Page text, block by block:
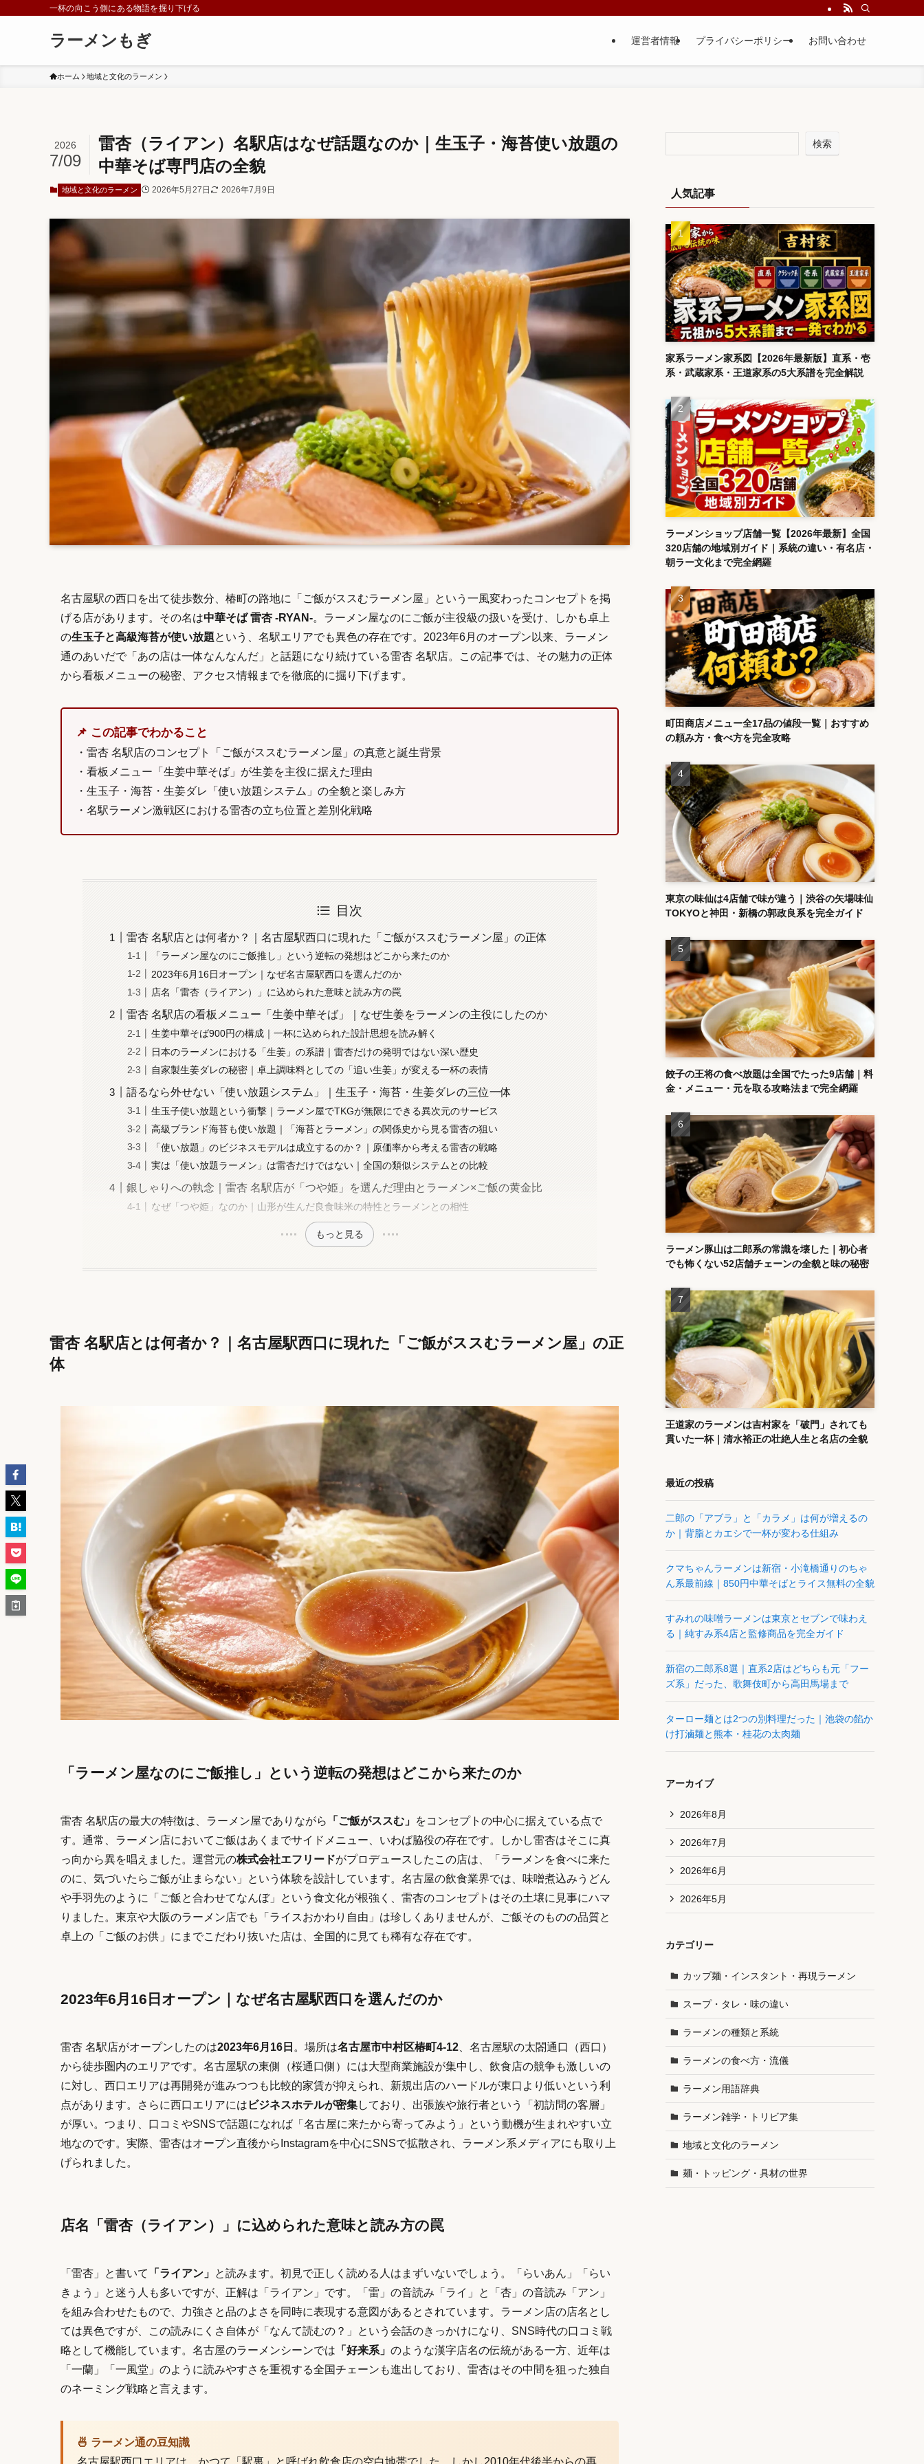
一杯の向こう側にある物語を掘り下げる
ラーメンもぎ 運営者情報 プライバシーポリシー お問い合わせ
ホーム 地域と文化のラーメン
雷杏（ライアン）名駅店はなぜ話題なのか｜生玉子・海苔使い放題の
中華そば専門店の全貌
2026
7/09
地域と文化のラーメン 2026年5月27日 2026年7月9日
名古屋駅の西口を出て徒歩数分、椿町の路地に「ご飯がススむラーメン屋」という一風変わったコンセプトを掲
げる店があります。その名は中華そば 雷杏 -RYAN-。ラーメン屋なのにご飯が主役級の扱いを受け、しかも卓上
の生玉子と高級海苔が使い放題という、名駅エリアでも異色の存在です。2023年6月のオープン以来、ラーメン
通のあいだで「あの店は一体なんなんだ」と話題になり続けている雷杏 名駅店。この記事では、その魅力の正体
から看板メニューの秘密、アクセス情報までを徹底的に掘り下げます。
📌 この記事でわかること
・雷杏 名駅店のコンセプト「ご飯がススむラーメン屋」の真意と誕生背景
・看板メニュー「生姜中華そば」が生姜を主役に据えた理由
・生玉子・海苔・生姜ダレ「使い放題システム」の全貌と楽しみ方
・名駅ラーメン激戦区における雷杏の立ち位置と差別化戦略
目次
雷杏 名駅店とは何者か？｜名古屋駅西口に現れた「ご飯がススむラーメン屋」の正体
「ラーメン屋なのにご飯推し」という逆転の発想はどこから来たのか
2023年6月16日オープン｜なぜ名古屋駅西口を選んだのか
店名「雷杏（ライアン）」に込められた意味と読み方の罠
雷杏 名駅店の看板メニュー「生姜中華そば」｜なぜ生姜をラーメンの主役にしたのか
生姜中華そば900円の構成｜一杯に込められた設計思想を読み解く
日本のラーメンにおける「生姜」の系譜｜雷杏だけの発明ではない深い歴史
自家製生姜ダレの秘密｜卓上調味料としての「追い生姜」が変える一杯の表情
語るなら外せない「使い放題システム」｜生玉子・海苔・生姜ダレの三位一体
生玉子使い放題という衝撃｜ラーメン屋でTKGが無限にできる異次元のサービス
高級ブランド海苔も使い放題｜「海苔とラーメン」の関係史から見る雷杏の狙い
「使い放題」のビジネスモデルは成立するのか？｜原価率から考える雷杏の戦略
実は「使い放題ラーメン」は雷杏だけではない｜全国の類似システムとの比較
銀しゃりへの執念｜雷杏 名駅店が「つや姫」を選んだ理由とラーメン×ご飯の黄金比
なぜ「つや姫」なのか｜山形が生んだ良食味米の特性とラーメンとの相性
もっと見る
雷杏 名駅店とは何者か？｜名古屋駅西口に現れた「ご飯がススむラーメン屋」の正
体
「ラーメン屋なのにご飯推し」という逆転の発想はどこから来たのか
雷杏 名駅店の最大の特徴は、ラーメン屋でありながら 「ご飯がススむ」 をコンセプトの中心に据えている点で
す。通常、ラーメン店においてご飯はあくまでサイドメニュー、いわば脇役の存在です。しかし雷杏はそこに真
っ向から異を唱えました。運営元の株式会社エフリードがプロデュースしたこの店は、「ラーメンを食べに来た
のに、気づいたらご飯が止まらない」という体験を設計しています。名古屋の飲食業界では、味噌煮込みうどん
や手羽先のように「ご飯と合わせてなんぼ」という食文化が根強く、雷杏のコンセプトはその土壌に見事にハマ
りました。東京や大阪のラーメン店でも「ライスおかわり自由」は珍しくありませんが、ご飯そのものの品質と
卓上の「ご飯のお供」にまでこだわり抜いた店は、全国的に見ても稀有な存在です。
2023年6月16日オープン｜なぜ名古屋駅西口を選んだのか
雷杏 名駅店がオープンしたのは2023年6月16日 。場所は名古屋市中村区椿町4-12 、名古屋駅の太閤通口（西口）
から徒歩圏内のエリアです。名古屋駅の東側（桜通口側）には大型商業施設が集中し、飲食店の競争も激しいの
に対し、西口エリアは再開発が進みつつも比較的家賃が抑えられ、新規出店のハードルが東口より低いという利
点があります。さらに西口エリアには ビジネスホテルが密集しており、出張族や旅行者という「初訪問の客層」
が厚い。つまり、口コミやSNSで話題になれば「名古屋に来たから寄ってみよう」という動機が生まれやすい立
地なのです。実際、雷杏はオープン直後からInstagramを中心にSNSで拡散され、ラーメン系メディアにも取り上
げられました。
店名「雷杏（ライアン）」に込められた意味と読み方の罠
「雷杏」と書いて 「ライアン」 と読みます。初見で正しく読める人はまずいないでしょう。「らいあん」「らい
きょう」と迷う人も多いですが、正解は「ライアン」です。「雷」の音読み「ライ」と「杏」の音読み「アン」
を組み合わせたもので、力強さと品のよさを同時に表現する意図があるとされています。ラーメン店の店名とし
ては異色ですが、この読みにくさ自体が「なんて読むの？」という会話のきっかけになり、SNS時代の口コミ戦
略として機能しています。名古屋のラーメンシーンでは 「好来系」 のような漢字店名の伝統がある一方、近年は
「一蘭」「一風堂」のように読みやすさを重視する全国チェーンも進出しており、雷杏はその中間を狙った独自
のネーミング戦略と言えます。
🍜 ラーメン通の豆知識
名古屋駅西口エリアは、かつて「駅裏」と呼ばれ飲食店の空白地帯でした。しかし2010年代後半からの再
検索
人気記事
家系ラーメン家系図【2026年最新版】直系・壱
系・武蔵家系・王道家系の5大系譜を完全解説
ラーメンショップ店舗一覧【2026年最新】全国
320店舗の地域別ガイド｜系統の違い・有名店・
朝ラー文化まで完全網羅
町田商店メニュー全17品の値段一覧｜おすすめ
の頼み方・食べ方を完全攻略
東京の味仙は4店舗で味が違う｜渋谷の矢場味仙
TOKYOと神田・新橋の郭政良系を完全ガイド
餃子の王将の食べ放題は全国でたった9店舗｜料
金・メニュー・元を取る攻略法まで完全網羅
ラーメン豚山は二郎系の常識を壊した｜初心者
でも怖くない52店舗チェーンの全貌と味の秘密
王道家のラーメンは吉村家を「破門」されても
貫いた一杯｜清水裕正の壮絶人生と名店の全貌
最近の投稿
二郎の「アブラ」と「カラメ」は何が増えるの
か｜背脂とカエシで一杯が変わる仕組み
クマちゃんラーメンは新宿・小滝橋通りのちゃ
ん系最前線｜850円中華そばとライス無料の全貌
すみれの味噌ラーメンは東京とセブンで味わえ
る｜純すみ系4店と監修商品を完全ガイド
新宿の二郎系8選｜直系2店はどちらも元「フー
ズ系」だった、歌舞伎町から高田馬場まで
ターロー麺とは2つの別料理だった｜池袋の餡か
け打滷麺と熊本・桂花の太肉麺
アーカイブ
2026年8月
2026年7月
2026年6月
2026年5月
カテゴリー
カップ麺・インスタント・再現ラーメン
スープ・タレ・味の違い
ラーメンの種類と系統
ラーメンの食べ方・流儀
ラーメン用語辞典
ラーメン雑学・トリビア集
地域と文化のラーメン
麺・トッピング・具材の世界